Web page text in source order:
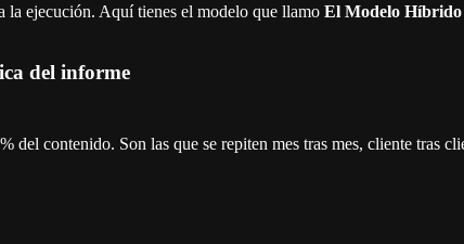
la ejecución. Aquí tienes el modelo que llamo El Modelo
del informe
del contenido. Son las que se repiten mes tras mes, cliente tras